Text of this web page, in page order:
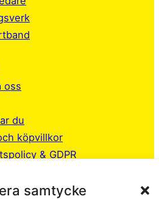
samtycke
oss
du
köpvillkor
& GDPR